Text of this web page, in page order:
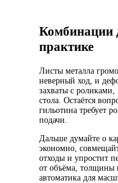
Комбинации
практике
Листы металла
неверный ход, и
захваты с
стола. Остаётся
гильотина требует
подачи.
Дальше думайте о
экономно,
отходы и упростит
от объёма, толщины
автоматика для